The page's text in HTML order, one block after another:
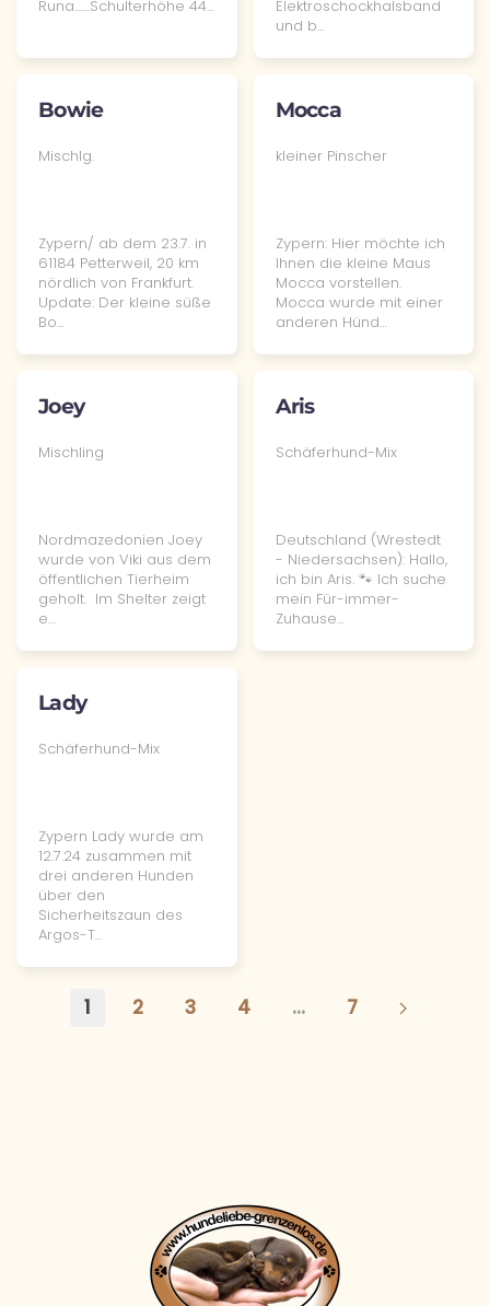
Runa.......Schulterhöhe 44…
Elektroschockhalsband
und b…
Bowie
Mischlg.
Zypern/ ab dem 23.7. in
61184 Petterweil, 20 km
nördlich von Frankfurt.
Update: Der kleine süße
Bo…
Mocca
kleiner Pinscher
Zypern: Hier möchte ich
Ihnen die kleine Maus
Mocca vorstellen.
Mocca wurde mit einer
anderen Hünd…
Joey
Mischling
Nordmazedonien Joey
wurde von Viki aus dem
öffentlichen Tierheim
geholt. Im Shelter zeigt
e…
Aris
Schäferhund-Mix
Deutschland (Wrestedt
- Niedersachsen): Hallo,
ich bin Aris. 🐾 Ich suche
mein Für-immer-
Zuhause…
Lady
Schäferhund-Mix
Zypern Lady wurde am
12.7.24 zusammen mit
drei anderen Hunden
über den
Sicherheitszaun des
Argos-T…
1 2 3 4 … 7